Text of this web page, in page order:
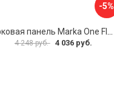
-5%
4 248 руб. 4 036 руб.